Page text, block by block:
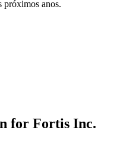
próximos anos.
for Fortis Inc.